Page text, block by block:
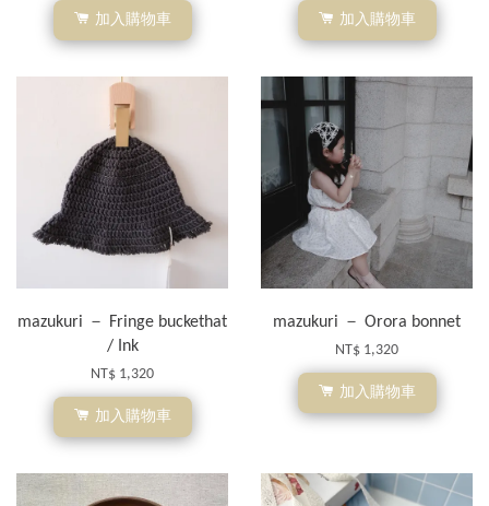
加入購物車 加入購物車
mazukuri － Fringe buckethat
/ Ink
NT$ 1,320
加入購物車
mazukuri － Orora bonnet
NT$ 1,320
加入購物車